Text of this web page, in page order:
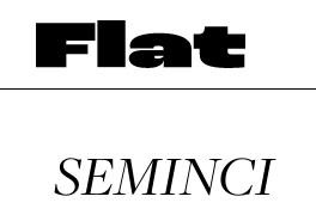
SEMINCI